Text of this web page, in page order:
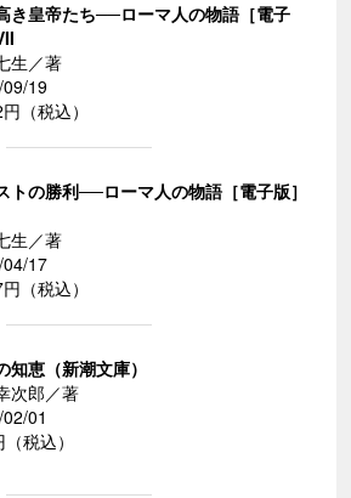
き皇帝たち──ローマ人の物語［電子
生／著
19
（税込）
トの勝利──ローマ人の物語［電子版］
生／著
17
（税込）
知恵（新潮文庫）
次郎／著
01
税込）